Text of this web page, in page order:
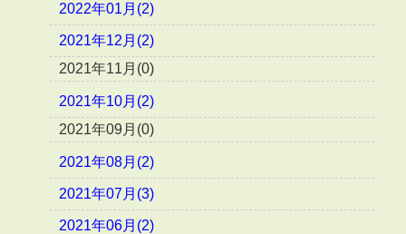
2022年01月(2)
2021年12月(2)
2021年11月(0)
2021年10月(2)
2021年09月(0)
2021年08月(2)
2021年07月(3)
2021年06月(2)